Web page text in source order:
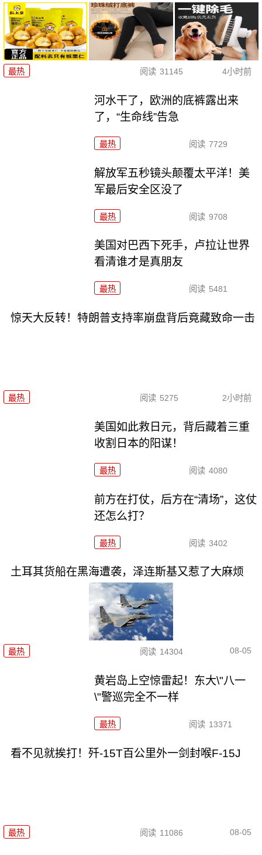
最热 阅读 31145 4小时前
河水干了，欧洲的底裤露出来
了，“生命线”告急
最热 阅读 7729
解放军五秒镜头颠覆太平洋！美
军最后安全区没了
最热 阅读 9708
美国对巴西下死手，卢拉让世界
看清谁才是真朋友
最热 阅读 5481
惊天大反转！特朗普支持率崩盘背后竟藏致命一击
最热 阅读 5275 2小时前
美国如此救日元，背后藏着三重
收割日本的阳谋！
最热 阅读 4080
前方在打仗，后方在“清场”，这仗
还怎么打？
最热 阅读 3402
土耳其货船在黑海遭袭，泽连斯基又惹了大麻烦
最热 阅读 14304 08-05
黄岩岛上空惊雷起！东大\"八一
\"警巡完全不一样
最热 阅读 13371
看不见就挨打！歼-15T百公里外一剑封喉F-15J
最热 阅读 11086 08-05